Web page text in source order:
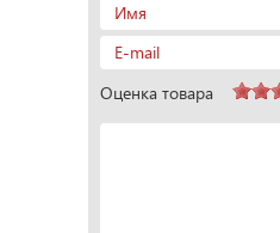
Оценка товара